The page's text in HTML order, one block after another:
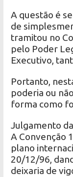
A questão é
de
tramitou no
pelo Poder
Executivo,
Portanto,
poderia ou
forma como
Julgamento
A Convenção
plano
20/12/96,
deixaria de